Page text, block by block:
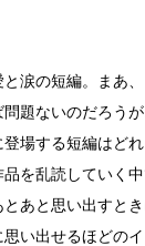
涙の短編。まあ
題ないのだろう
場する短編はど
を乱読していく
あと思い出すと
い出せるほどのイ